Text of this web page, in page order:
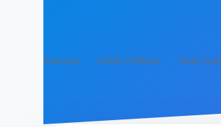
Anasayfa Gizlilik Politikası Yasal Uyarı